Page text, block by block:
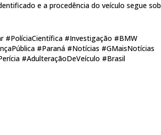
e a procedência do veículo segue sob
#PolíciaCientífica #Investigação #BMW
#Paraná #Notícias #GMaisNotícias
#AdulteraçãoDeVeículo #Brasil